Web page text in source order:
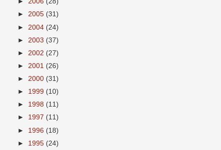
► 2005 (31)
► 2004 (24)
► 2003 (37)
► 2002 (27)
► 2001 (26)
► 2000 (31)
► 1999 (10)
► 1998 (11)
► 1997 (11)
► 1996 (18)
► 1995 (24)